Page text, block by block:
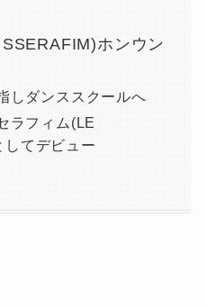
ホンウン
しダンススクールへ
ラフィム(LE
てデビュー